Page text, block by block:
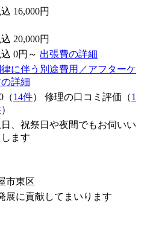
16,000円
20,000円
0円～ 出張費の詳細
に伴う別途費用／アフターケ
詳細
（14件） 修理の口コミ評価（1
）
日、祝祭日や夜間でもお伺いい
ます
市東区
展に貢献してまいります